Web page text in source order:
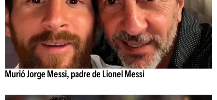
Murió Jorge Messi, padre de Lionel Messi